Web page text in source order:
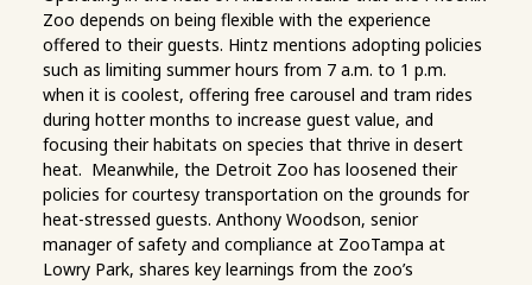
Zoo depends on being flexible with the experience
offered to their guests. Hintz mentions adopting policies
such as limiting summer hours from 7 a.m. to 1 p.m.
when it is coolest, offering free carousel and tram rides
during hotter months to increase guest value, and
focusing their habitats on species that thrive in desert
heat. Meanwhile, the Detroit Zoo has loosened their
policies for courtesy transportation on the grounds for
heat-stressed guests. Anthony Woodson, senior
manager of safety and compliance at ZooTampa at
Lowry Park, shares key learnings from the zoo’s